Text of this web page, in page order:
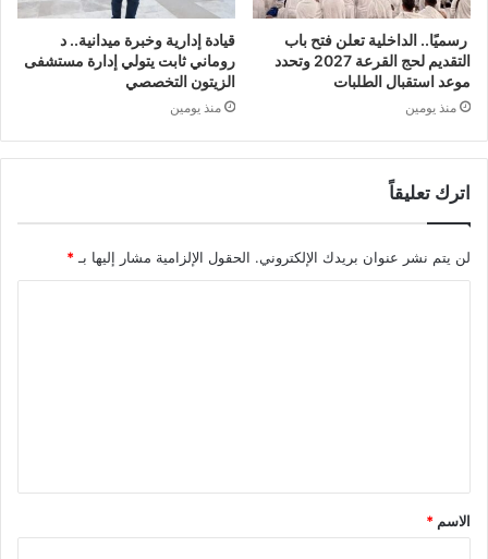
رسميًا.. الداخلية تعلن فتح باب
التقديم لحج القرعة 2027 وتحدد
موعد استقبال الطلبات
منذ يومين
قيادة إدارية وخبرة ميدانية.. د
روماني ثابت يتولي إدارة مستشفى
الزيتون التخصصي
منذ يومين
اترك تعليقاً
لن يتم نشر عنوان بريدك الإلكتروني. الحقول الإلزامية مشار إليها بـ *
الاسم *